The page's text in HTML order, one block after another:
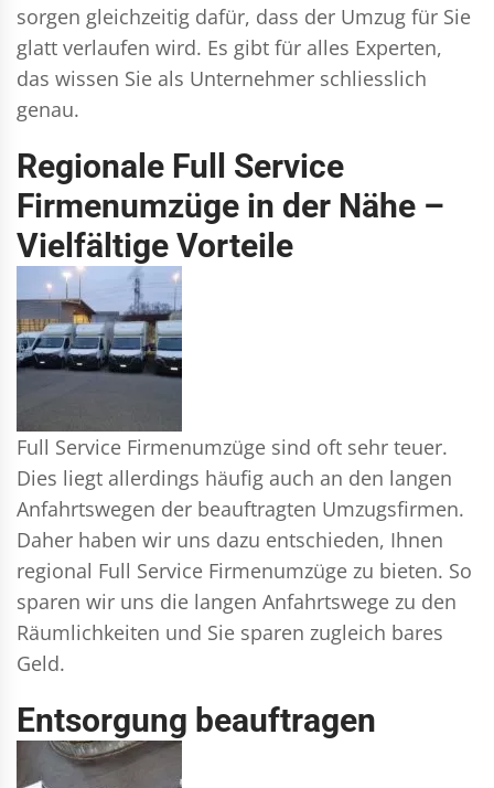
sorgen gleichzeitig dafür, dass der Umzug für Sie
glatt verlaufen wird. Es gibt für alles Experten,
das wissen Sie als Unternehmer schliesslich
genau.
Regionale Full Service
Firmenumzüge in der Nähe –
Vielfältige Vorteile
Full Service Firmenumzüge sind oft sehr teuer.
Dies liegt allerdings häufig auch an den langen
Anfahrtswegen der beauftragten Umzugsfirmen.
Daher haben wir uns dazu entschieden, Ihnen
regional Full Service Firmenumzüge zu bieten. So
sparen wir uns die langen Anfahrtswege zu den
Räumlichkeiten und Sie sparen zugleich bares
Geld.
Entsorgung beauftragen